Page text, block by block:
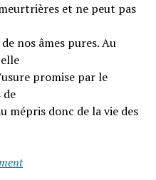
et ne peut pas
nos âmes pures. Au
promise par le
mépris donc de la vie des